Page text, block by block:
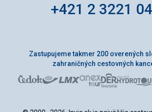
+421 2 3221
Zastupujeme takmer 200 overených
zahraničných cestovných